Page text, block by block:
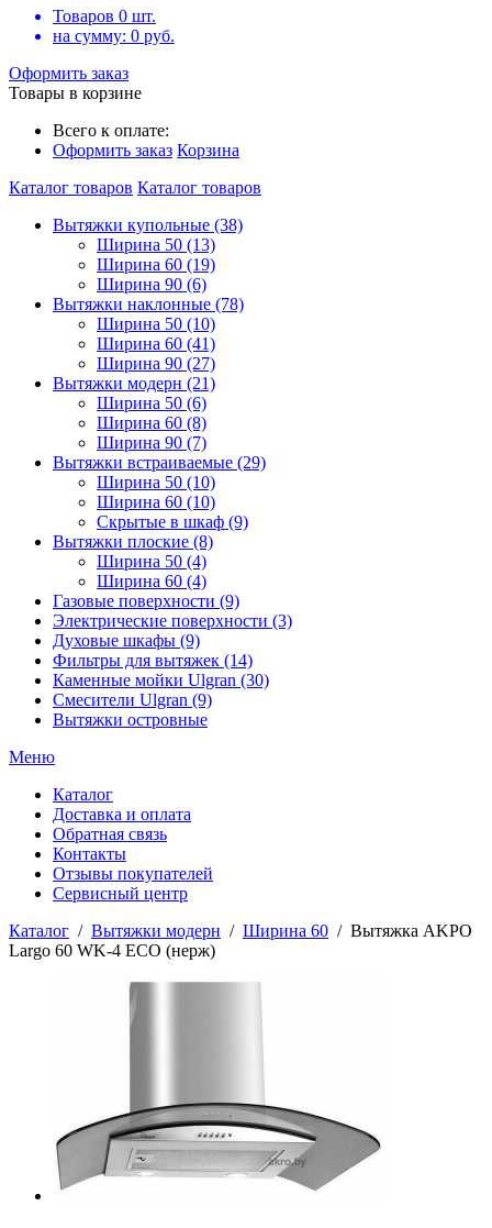
Товаров 0 шт.
на сумму: 0 руб.
Оформить заказ
Товары в корзине
Всего к оплате:
Оформить заказ Корзина
Каталог товаров Каталог товаров
Вытяжки купольные (38)
Ширина 50 (13)
Ширина 60 (19)
Ширина 90 (6)
Вытяжки наклонные (78)
Ширина 50 (10)
Ширина 60 (41)
Ширина 90 (27)
Вытяжки модерн (21)
Ширина 50 (6)
Ширина 60 (8)
Ширина 90 (7)
Вытяжки встраиваемые (29)
Ширина 50 (10)
Ширина 60 (10)
Скрытые в шкаф (9)
Вытяжки плоские (8)
Ширина 50 (4)
Ширина 60 (4)
Газовые поверхности (9)
Электрические поверхности (3)
Духовые шкафы (9)
Фильтры для вытяжек (14)
Каменные мойки Ulgran (30)
Смесители Ulgran (9)
Вытяжки островные
Меню
Каталог
Доставка и оплата
Обратная связь
Контакты
Отзывы покупателей
Сервисный центр
Каталог / Вытяжки модерн / Ширина 60 / Вытяжка AKPO
Largo 60 WK-4 ECO (нерж)